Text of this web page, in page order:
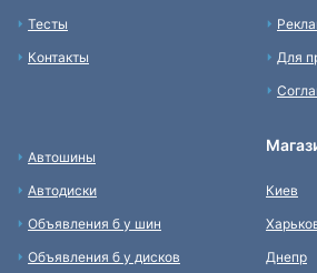
Тесты
Контакты
Для
Автошины
Автодиски
Объявления б у шин
Объявления б у дисков
Киев
Днепр